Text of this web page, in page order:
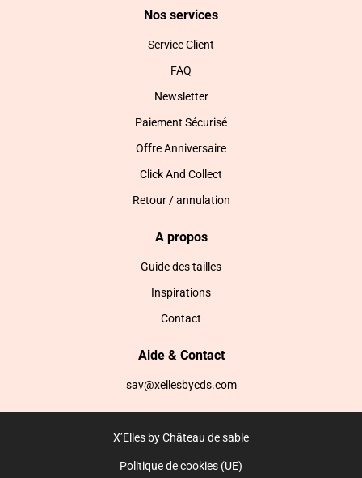
Nos services
Service Client
FAQ
Newsletter
Paiement Sécurisé
Offre Anniversaire
Click And Collect
Retour / annulation
A propos
Guide des tailles
Inspirations
Contact
Aide & Contact
sav@xellesbycds.com
X’Elles by Château de sable
Politique de cookies (UE)